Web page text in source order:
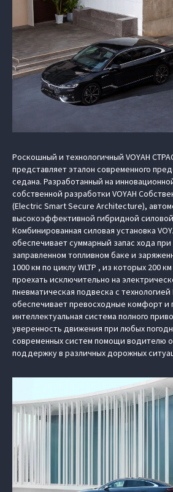
Роскошный и технологичный VOYAH
представляет эталон современного
седана. Разработанный на
собственной разработки VOYAH
(Electric Smart Secure Architecture),
высокоэффективной гибридной
Комбинированная силовая установка
обеспечивает суммарный запас хода
заправленном топливном баке и
1000 км по циклу WLTP , из которых 200
проехать исключительно на
пневматическая подвеска с
обеспечивает превосходные комфорт и
интеллектуальная система полного
уверенность движения при любых
современных систем помощи водителю
поддержку в различных дорожных